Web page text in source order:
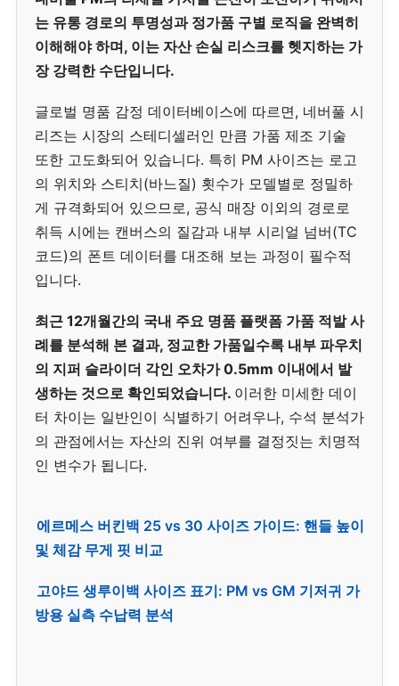
는 유통 경로의 투명성과 정가품 구별 로직을 완벽히
이해해야 하며, 이는 자산 손실 리스크를 헷지하는 가
장 강력한 수단입니다.
글로벌 명품 감정 데이터베이스에 따르면, 네버풀 시
리즈는 시장의 스테디셀러인 만큼 가품 제조 기술
또한 고도화되어 있습니다. 특히 PM 사이즈는 로고
의 위치와 스티치(바느질) 횟수가 모델별로 정밀하
게 규격화되어 있으므로, 공식 매장 이외의 경로로
취득 시에는 캔버스의 질감과 내부 시리얼 넘버(TC
코드)의 폰트 데이터를 대조해 보는 과정이 필수적
입니다.
최근 12개월간의 국내 주요 명품 플랫폼 가품 적발 사
례를 분석해 본 결과, 정교한 가품일수록 내부 파우치
의 지퍼 슬라이더 각인 오차가 0.5mm 이내에서 발
생하는 것으로 확인되었습니다. 이러한 미세한 데이
터 차이는 일반인이 식별하기 어려우나, 수석 분석가
의 관점에서는 자산의 진위 여부를 결정짓는 치명적
인 변수가 됩니다.
에르메스 버킨백 25 vs 30 사이즈 가이드: 핸들 높이
및 체감 무게 핏 비교
고야드 생루이백 사이즈 표기: PM vs GM 기저귀 가
방용 실측 수납력 분석